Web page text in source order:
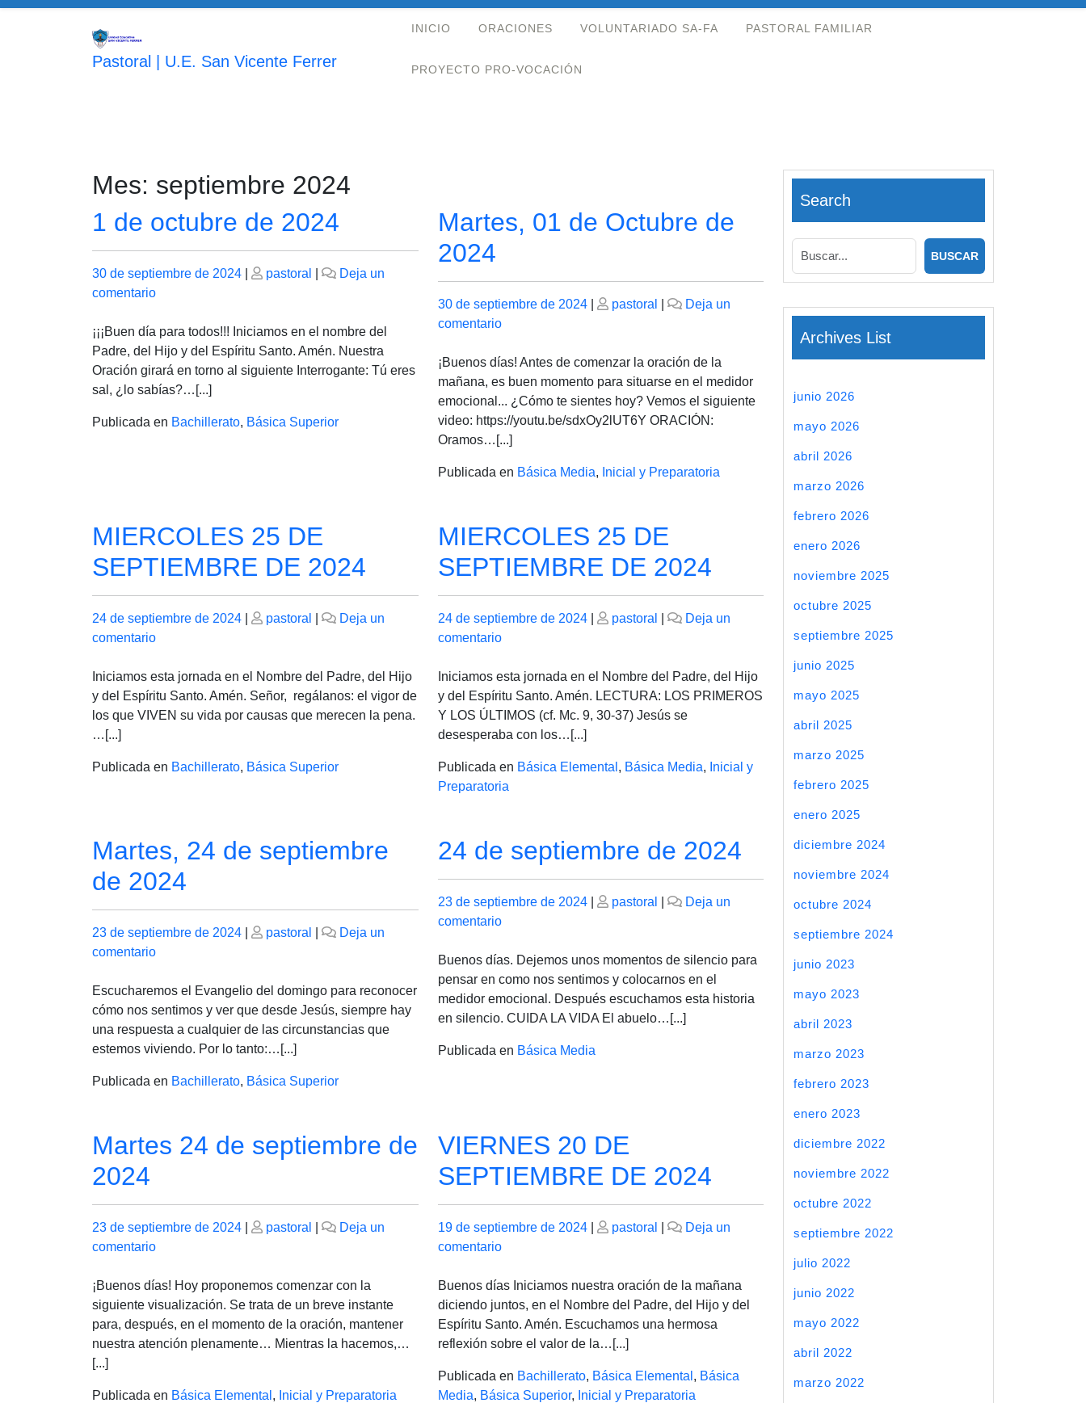
Saltar
Pastoral | U.E. San Vicente Ferrer
INICIO ORACIONES VOLUNTARIADO SA-FA PASTORAL FAMILIAR
PROYECTO PRO-VOCACIÓN
Mes: septiembre 2024
1 de octubre de 2024
Publicado
el
30 de septiembre de 2024
Publicado
pastoral
Deja un
comentarioen
de
octubre
de
2024
¡¡¡Buen día para todos!!! Iniciamos en el nombre del
Padre, del Hijo y del Espíritu Santo. Amén. Nuestra
Oración girará en torno al siguiente Interrogante: Tú eres
sal, ¿lo sabías?…[...]
Publicada en Bachillerato, Básica Superior
Martes, 01 de Octubre de
2024
Publicado
el
30 de septiembre de 2024| Publicado
pastoral
Deja un
comentarioen
01
de
Octubre
de
2024
¡Buenos días! Antes de comenzar la oración de la
mañana, es buen momento para situarse en el medidor
emocional... ¿Cómo te sientes hoy? Vemos el siguiente
video: https://youtu.be/sdxOy2lUT6Y ORACIÓN:
Oramos…[...]
Publicada en Básica Media, Inicial y Preparatoria
MIERCOLES 25 DE
SEPTIEMBRE DE 2024
Publicado
el
24 de septiembre de 2024
Publicado
pastoral
Deja un
comentarioen
25
DE
SEPTIEMBRE
Iniciamos esta jornada en el Nombre del Padre, del Hijo
y del Espíritu Santo. Amén. Señor, regálanos: el vigor de
los que VIVEN su vida por causas que merecen la pena.
…[...]
Publicada en Bachillerato, Básica Superior
MIERCOLES 25 DE
SEPTIEMBRE DE 2024
Publicado
el
24 de septiembre de 2024| Publicado
pastoral
Deja un
comentarioen
25
DE
SEPTIEMBRE
DE
Iniciamos esta jornada en el Nombre del Padre, del Hijo
y del Espíritu Santo. Amén. LECTURA: LOS PRIMEROS
Y LOS ÚLTIMOS (cf. Mc. 9, 30-37) Jesús se
desesperaba con los…[...]
Publicada en Básica Elemental , Básica Media, Inicial y
Preparatoria
Martes, 24 de septiembre
de 2024
Publicado
el
23 de septiembre de 2024
Publicado
pastoral
Deja un
comentarioen
24
de
septiembre
de
Escucharemos el Evangelio del domingo para reconocer
cómo nos sentimos y ver que desde Jesús, siempre hay
una respuesta a cualquier de las circunstancias que
estemos viviendo. Por lo tanto:…[...]
Publicada en Bachillerato, Básica Superior
24 de septiembre de 2024
Publicado
el
23 de septiembre de 2024| Publicado
pastoral
Deja un
comentarioen
de
septiembre
de
2024
Buenos días. Dejemos unos momentos de silencio para
pensar en como nos sentimos y colocarnos en el
medidor emocional. Después escuchamos esta historia
en silencio. CUIDA LA VIDA El abuelo…[...]
Publicada en Básica Media
Martes 24 de septiembre de
2024
Publicado
el
23 de septiembre de 2024
Publicado
pastoral
Deja un
comentarioen
24
de
septiembre
de
¡Buenos días! Hoy proponemos comenzar con la
siguiente visualización. Se trata de un breve instante
para, después, en el momento de la oración, mantener
nuestra atención plenamente… Mientras la hacemos,…
[...]
Publicada en Básica Elemental , Inicial y Preparatoria
VIERNES 20 DE
SEPTIEMBRE DE 2024
Publicado
el
19 de septiembre de 2024| Publicado
pastoral
Deja un
comentarioen
20
DE
SEPTIEMBRE
DE
Buenos días Iniciamos nuestra oración de la mañana
diciendo juntos, en el Nombre del Padre, del Hijo y del
Espíritu Santo. Amén. Escuchamos una hermosa
reflexión sobre el valor de la…[...]
Publicada en Bachillerato, Básica Elemental , Básica
Media, Básica Superior, Inicial y Preparatoria
Search
Archives List
junio 2026
mayo 2026
abril 2026
marzo 2026
febrero 2026
enero 2026
noviembre 2025
octubre 2025
septiembre 2025
junio 2025
mayo 2025
abril 2025
marzo 2025
febrero 2025
enero 2025
diciembre 2024
noviembre 2024
octubre 2024
septiembre 2024
junio 2023
mayo 2023
abril 2023
marzo 2023
febrero 2023
enero 2023
diciembre 2022
noviembre 2022
octubre 2022
septiembre 2022
julio 2022
junio 2022
mayo 2022
abril 2022
marzo 2022